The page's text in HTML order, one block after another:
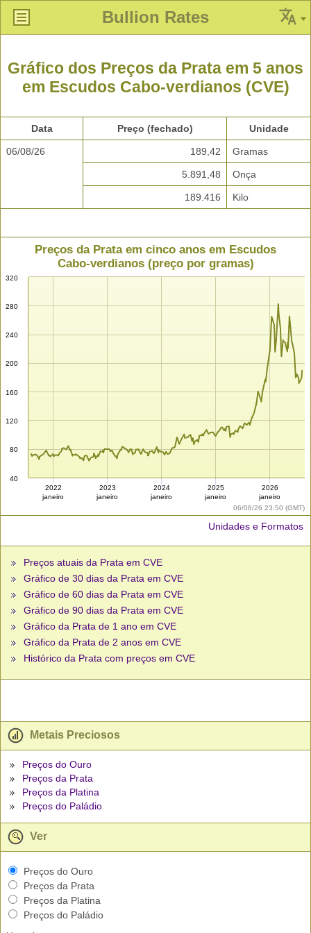
Bullion Rates
Gráfico dos Preços da Prata em 5 anos
em Escudos Cabo-verdianos (CVE)
Data Preço (fechado) Unidade
06/08/26 189,42 Gramas
5.891,48 Onça
189.416 Kilo
06/08/26 23:50 (GMT)
Preços da Prata em cinco anos em Escudos
Cabo-verdianos (preço por gramas)
40
80
120
160
200
240
280
320
2022
janeiro
2023
janeiro
2024
janeiro
2025
janeiro
2026
janeiro
Unidades e Formatos
Preços atuais da Prata em CVE
Gráfico de 30 dias da Prata em CVE
Gráfico de 60 dias da Prata em CVE
Gráfico de 90 dias da Prata em CVE
Gráfico da Prata de 1 ano em CVE
Gráfico da Prata de 2 anos em CVE
Histórico da Prata com preços em CVE
Metais Preciosos
Preços do Ouro
Preços da Prata
Preços da Platina
Preços do Paládio
Ver
Preços do Ouro
Preços da Prata
Preços da Platina
Preços do Paládio